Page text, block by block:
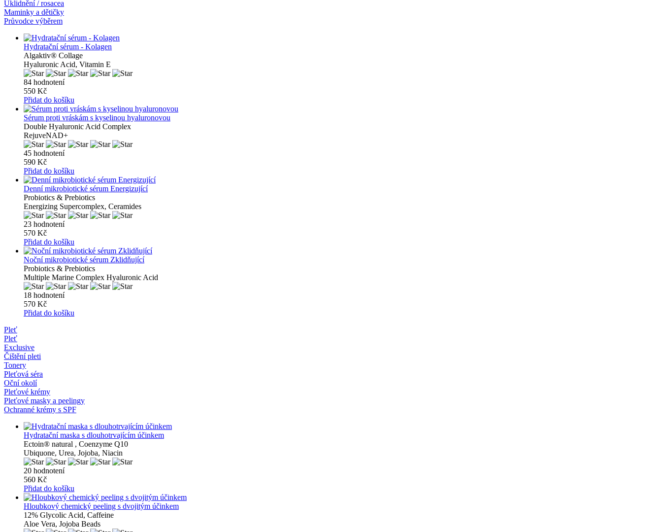
Uklidnění / rosacea
Maminky a dětičky
Průvodce výběrem
Hydratační sérum - Kolagen
Algaktiv® Collage
Hyaluronic Acid, Vitamin E
84 hodnotení
550 Kč
Přidat do košíku
Sérum proti vráskám s kyselinou hyaluronovou
Double Hyaluronic Acid Complex
RejuveNAD+
45 hodnotení
590 Kč
Přidat do košíku
Denní mikrobiotické sérum Energizující
Probiotics & Prebiotics
Energizing Supercomplex, Ceramides
23 hodnotení
570 Kč
Přidat do košíku
Noční mikrobiotické sérum Zklidňující
Probiotics & Prebiotics
Multiple Marine Complex Hyaluronic Acid
18 hodnotení
570 Kč
Přidat do košíku
Pleť
Pleť
Exclusive
Čištění pleti
Tonery
Pleťová séra
Oční okolí
Pleťové krémy
Pleťové masky a peelingy
Ochranné krémy s SPF
Hydratační maska ​​s dlouhotrvajícím účinkem
Ectoin® natural , Coenzyme Q10
Ubiquone, Urea, Jojoba, Niacin
20 hodnotení
560 Kč
Přidat do košíku
Hloubkový chemický peeling s dvojitým účinkem
12% Glycolic Acid, Caffeine
Aloe Vera, Jojoba Beads